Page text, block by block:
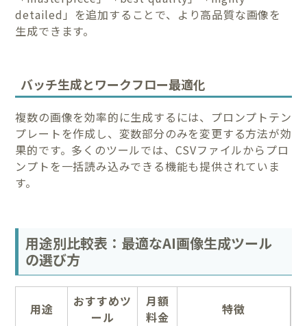
detailed」を追加することで、より高品質な画像を
生成できます。
バッチ生成とワークフロー最適化
複数の画像を効率的に生成するには、プロンプトテン
プレートを作成し、変数部分のみを変更する方法が効
果的です。多くのツールでは、CSVファイルからプロ
ンプトを一括読み込みできる機能も提供されていま
す。
用途別比較表：最適なAI画像生成ツール
の選び方
用途
おすすめツ
ール
月額
料金
特徴